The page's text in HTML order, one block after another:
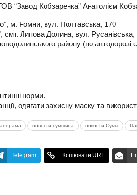
“Завод Кобзаренка” Анатолієм
м. Ромни, вул. Полтавська, 170
смт. Липова Долина, вул. Русанівська,
району (по автодорозі
норми.
одягати захисну маску та
новости сумщина новости Сумы
Telegram Копіювати URL